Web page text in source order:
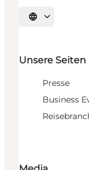
Sprache
Unsere Seiten
Presse
Business